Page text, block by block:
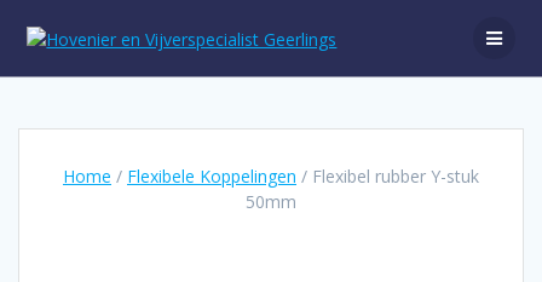
naar
Home / Flexibele Koppelingen / Flexibel rubber Y-stuk
50mm